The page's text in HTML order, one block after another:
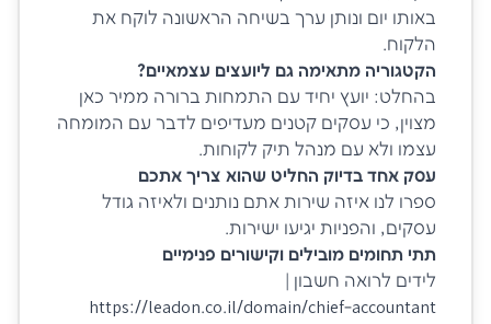
באותו יום ונותן ערך בשיחה הראשונה לוקח את
הלקוח.
הקטגוריה מתאימה גם ליועצים עצמאיים?
בהחלט: יועץ יחיד עם התמחות ברורה ממיר כאן
מצוין, כי עסקים קטנים מעדיפים לדבר עם המומחה
עצמו ולא עם מנהל תיק לקוחות.
עסק אחד בדיוק החליט שהוא צריך אתכם
ספרו לנו איזה שירות אתם נותנים ולאיזה גודל
עסקים, והפניות יגיעו ישירות.
תתי תחומים מובילים וקישורים פנימיים
לידים לרואה חשבון |
https://leadon.co.il/domain/chief-accountant